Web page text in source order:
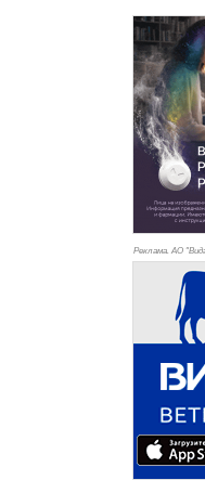
Реклама. АО